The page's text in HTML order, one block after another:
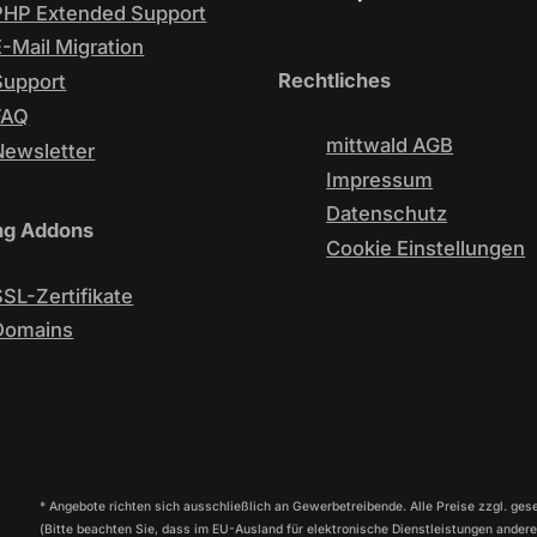
Extended Support
Mail Migration
Addons
Zertifikate
Rechtliches
mittwald AGB
Impressum
Datenschutz
Cookie Einstellungen
* Angebote richten sich ausschließlich an Gewerbetreibende. Alle Preise zzgl.
(Bitte beachten Sie, dass im EU-Ausland für elektronische Dienstleistungen